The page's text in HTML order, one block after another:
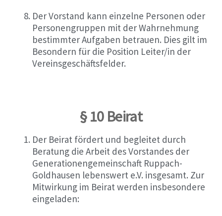
Der Vorstand kann einzelne Personen oder
Personengruppen mit der Wahrnehmung
bestimmter Aufgaben betrauen. Dies gilt im
Besondern für die Position Leiter/in der
Vereinsgeschäftsfelder.
§ 10 Beirat
Der Beirat fördert und begleitet durch
Beratung die Arbeit des Vorstandes der
Generationengemeinschaft Ruppach-
Goldhausen lebenswert e.V. insgesamt. Zur
Mitwirkung im Beirat werden insbesondere
eingeladen: